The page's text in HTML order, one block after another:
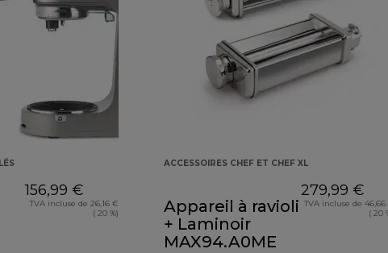
156,99 €
TVA incluse de 26,16 €
( 20 %)
ACCESSOIRES CHEF ET CHEF XL
Appareil à ravioli
+ Laminoir
MAX94.A0ME
279,99 €
TVA incluse de
( 20